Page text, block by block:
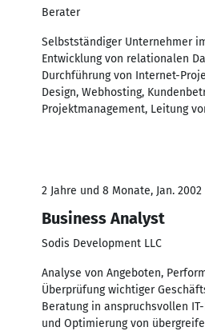
Berater
Selbstständiger Unternehmer
Entwicklung von relationalen
Durchführung von Internet-
Design, Webhosting,
Projektmanagement, Leitung
2 Jahre und 8 Monate, Jan.
Business Analyst
Sodis Development LLC
Analyse von Angeboten,
Überprüfung wichtiger
Beratung in anspruchsvollen
und Optimierung von